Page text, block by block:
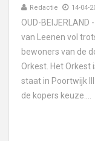
Redactie 14-04-
OUD-
van Leenen vol
bewoners van de
Orkest. Het Orkest
staat in Poortwijk
de kopers keuze....